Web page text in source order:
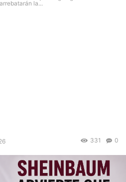
la...
0
331